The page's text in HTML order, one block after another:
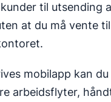
til utsending
at du må vente
mobilapp kan du
arbeidsflyter,